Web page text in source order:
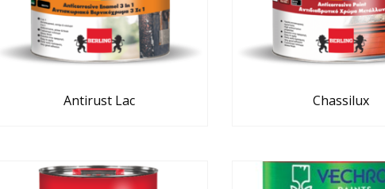
Antirust Lac Chassilux